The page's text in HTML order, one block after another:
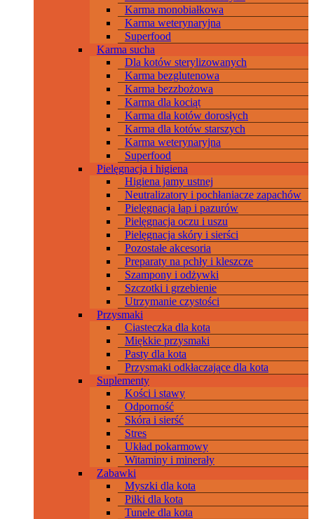
Karma monobiałkowa
Karma weterynaryjna
Superfood
Karma sucha
Dla kotów sterylizowanych
Karma bezglutenowa
Karma bezzbożowa
Karma dla kociąt
Karma dla kotów dorosłych
Karma dla kotów starszych
Karma weterynaryjna
Superfood
Pielęgnacja i higiena
Higiena jamy ustnej
Neutralizatory i pochłaniacze zapachów
Pielęgnacja łap i pazurów
Pielęgnacja oczu i uszu
Pielęgnacja skóry i sierści
Pozostałe akcesoria
Preparaty na pchły i kleszcze
Szampony i odżywki
Szczotki i grzebienie
Utrzymanie czystości
Przysmaki
Ciasteczka dla kota
Miękkie przysmaki
Pasty dla kota
Przysmaki odkłaczające dla kota
Suplementy
Kości i stawy
Odporność
Skóra i sierść
Stres
Układ pokarmowy
Witaminy i minerały
Zabawki
Myszki dla kota
Piłki dla kota
Tunele dla kota